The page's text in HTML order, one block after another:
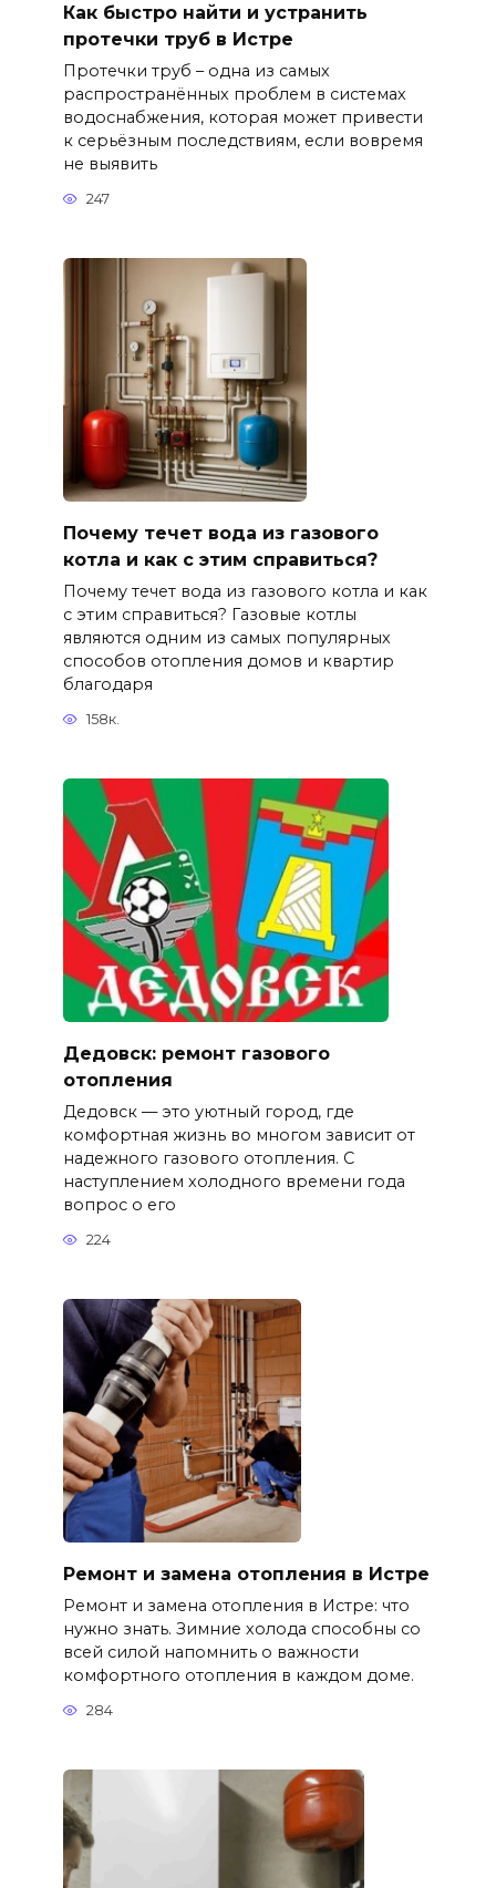
Как быстро найти и устранить
протечки труб в Истре
Протечки труб – одна из самых
распространённых проблем в системах
водоснабжения, которая может привести
к серьёзным последствиям, если вовремя
не выявить
247
Почему течет вода из газового
котла и как с этим справиться?
Почему течет вода из газового котла и как
с этим справиться? Газовые котлы
являются одним из самых популярных
способов отопления домов и квартир
благодаря
158к.
Дедовск: ремонт газового
отопления
Дедовск — это уютный город, где
комфортная жизнь во многом зависит от
надежного газового отопления. С
наступлением холодного времени года
вопрос о его
224
Ремонт и замена отопления в Истре
Ремонт и замена отопления в Истре: что
нужно знать. Зимние холода способны со
всей силой напомнить о важности
комфортного отопления в каждом доме.
284